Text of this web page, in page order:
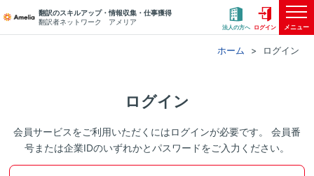
翻訳のスキルアップ・情報収集・仕事獲得
翻訳者ネットワーク アメリア
法人の方へ ログイン メニュー
ホーム ログイン
ログイン
会員サービスをご利用いただくにはログインが必要です。 会員番
号または企業IDのいずれかとパスワードをご入力ください。